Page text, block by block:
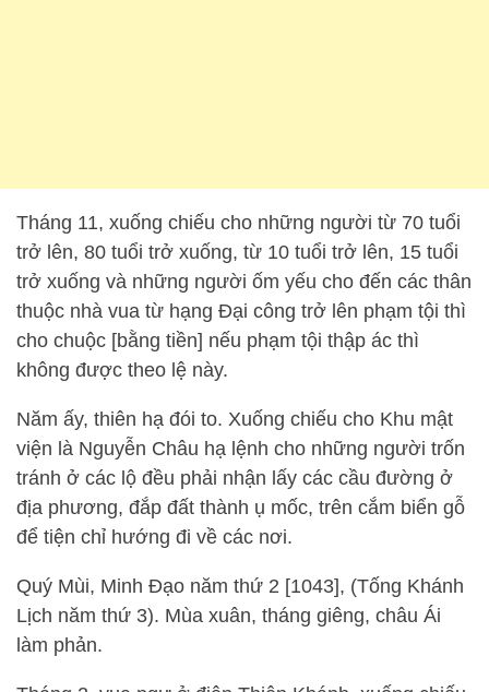
Tháng 11, xuống chiếu cho những người từ 70 tuổi
trở lên, 80 tuổi trở xuống, từ 10 tuổi trở lên, 15 tuổi
trở xuống và những người ốm yếu cho đến các thân
thuộc nhà vua từ hạng Đại công trở lên phạm tội thì
cho chuộc [bằng tiền] nếu phạm tội thập ác thì
không được theo lệ này.
Năm ấy, thiên hạ đói to. Xuống chiếu cho Khu mật
viện là Nguyễn Châu hạ lệnh cho những người trốn
tránh ở các lộ đều phải nhận lấy các cầu đường ở
địa phương, đắp đất thành ụ mốc, trên cắm biển gỗ
để tiện chỉ hướng đi về các nơi.
Quý Mùi, Minh Đạo năm thứ 2 [1043], (Tống Khánh
Lịch năm thứ 3). Mùa xuân, tháng giêng, châu Ái
làm phản.